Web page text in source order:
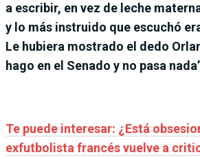
a escribir, en vez de leche
y lo más instruido que escuchó
Le hubiera mostrado el dedo
hago en el Senado y no pasa
Te puede interesar: ¿Está
exfutbolista francés vuelve a